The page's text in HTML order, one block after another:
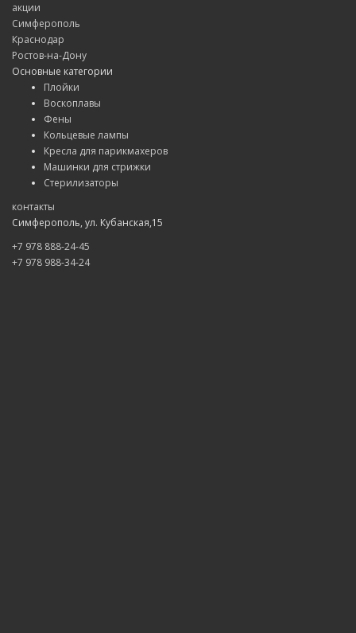
акции
Симферополь
Краснодар
Ростов-на-Дону
Основные категории
Плойки
Воскоплавы
Фены
Кольцевые лампы
Кресла для парикмахеров
Машинки для стрижки
Стерилизаторы
контакты
Симферополь, ул. Кубанская,15
+7 978 888-24-45
+7 978 988-34-24